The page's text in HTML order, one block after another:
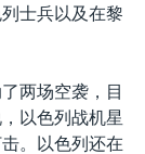
士兵以及在黎
两场空袭，目
以色列战机星
。以色列还在